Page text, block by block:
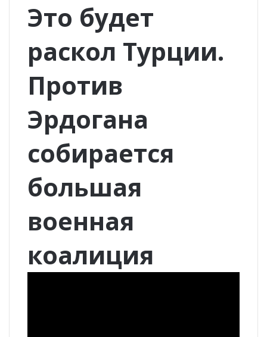
Это будет
раскол Турции.
Против
Эрдогана
собирается
большая
военная
коалиция